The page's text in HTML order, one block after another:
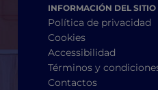
INFORMACIÓN DEL SITIO
Política de privacidad
Cookies
Accessibilidad
Términos y
Contactos